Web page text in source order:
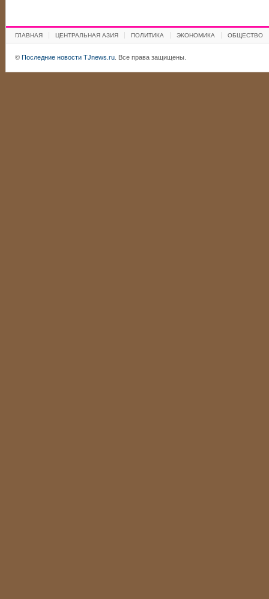
ГЛАВНАЯ ЦЕНТРАЛЬНАЯ АЗИЯ ПОЛИТИКА ЭКОНОМИКА ОБЩЕСТВО
© Последние новости TJnews.ru. Все права защищены.